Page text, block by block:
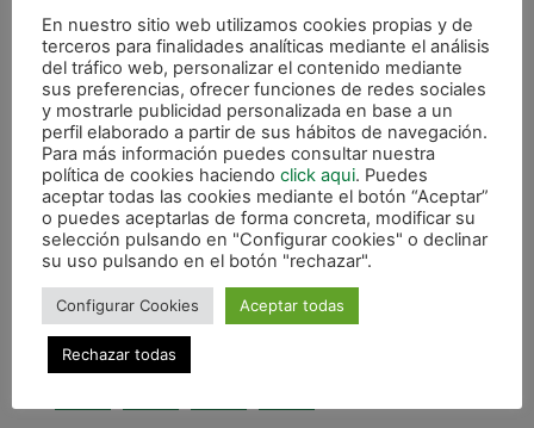
en un total de 14 partidos, 7 de ellos como
titular, y anotó un gol.
En nuestro sitio web utilizamos cookies propias y de
terceros para finalidades analíticas mediante el análisis
del tráfico web, personalizar el contenido mediante
sus preferencias, ofrecer funciones de redes sociales
y mostrarle publicidad personalizada en base a un
perfil elaborado a partir de sus hábitos de navegación.
Para más información puedes consultar nuestra
política de cookies haciendo click aqui. Puedes
aceptar todas las cookies mediante el botón “Aceptar”
o puedes aceptarlas de forma concreta, modificar su
selección pulsando en "Configurar cookies" o declinar
su uso pulsando en el botón "rechazar".
Configurar Cookies Aceptar todas
Rechazar todas